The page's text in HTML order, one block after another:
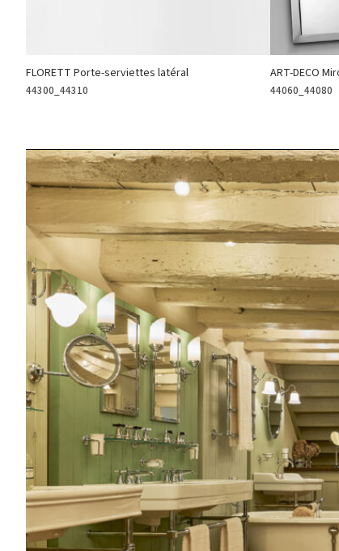
FLORETT Porte-serviettes latéral
44300_44310
ART-DECO
44060_44080